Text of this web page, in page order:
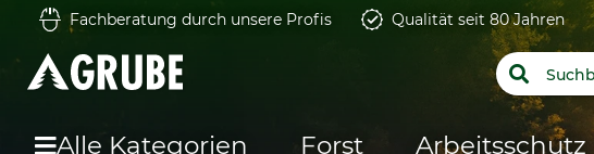
Fachberatung durch unsere Profis Qualität seit 80 Jahren
Alle Kategorien Forst Arbeitsschutz